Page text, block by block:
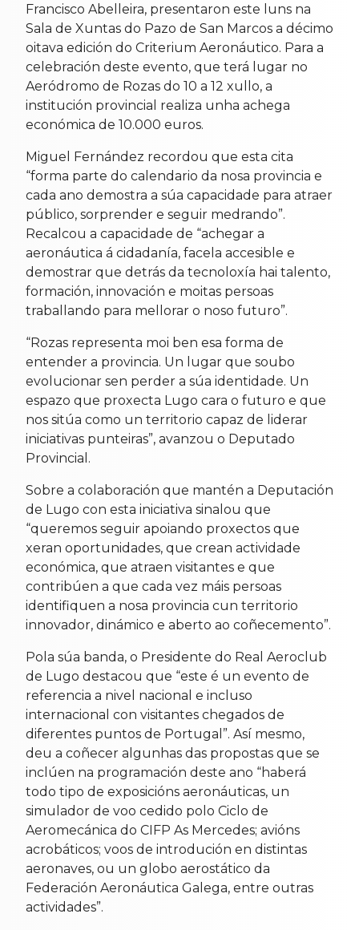
Francisco Abelleira, presentaron este luns na
Sala de Xuntas do Pazo de San Marcos a décimo
oitava edición do Criterium Aeronáutico. Para a
celebración deste evento, que terá lugar no
Aeródromo de Rozas do 10 a 12 xullo, a
institución provincial realiza unha achega
económica de 10.000 euros.
Miguel Fernández recordou que esta cita
“forma parte do calendario da nosa provincia e
cada ano demostra a súa capacidade para atraer
público, sorprender e seguir medrando”.
Recalcou a capacidade de “achegar a
aeronáutica á cidadanía, facela accesible e
demostrar que detrás da tecnoloxía hai talento,
formación, innovación e moitas persoas
traballando para mellorar o noso futuro”.
“Rozas representa moi ben esa forma de
entender a provincia. Un lugar que soubo
evolucionar sen perder a súa identidade. Un
espazo que proxecta Lugo cara o futuro e que
nos sitúa como un territorio capaz de liderar
iniciativas punteiras”, avanzou o Deputado
Provincial.
Sobre a colaboración que mantén a Deputación
de Lugo con esta iniciativa sinalou que
“queremos seguir apoiando proxectos que
xeran oportunidades, que crean actividade
económica, que atraen visitantes e que
contribúen a que cada vez máis persoas
identifiquen a nosa provincia cun territorio
innovador, dinámico e aberto ao coñecemento”.
Pola súa banda, o Presidente do Real Aeroclub
de Lugo destacou que “este é un evento de
referencia a nivel nacional e incluso
internacional con visitantes chegados de
diferentes puntos de Portugal”. Así mesmo,
deu a coñecer algunhas das propostas que se
inclúen na programación deste ano “haberá
todo tipo de exposicións aeronáuticas, un
simulador de voo cedido polo Ciclo de
Aeromecánica do CIFP As Mercedes; avións
acrobáticos; voos de introdución en distintas
aeronaves, ou un globo aerostático da
Federación Aeronáutica Galega, entre outras
actividades”.